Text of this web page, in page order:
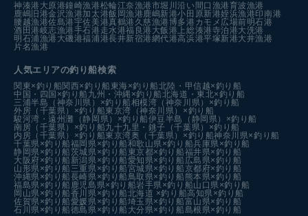
神湊港 大原港鐘崎漁港松輪江奈漁港市堀川沿い 間口漁港育波漁港
鹿嶋旧港金沢漁港加太港飯岡漁港鹿嶋新港小田原新港姪浜漁港印南港
腰越漁港佐島港宇佐美港真鶴港 久慈漁港博多港カモメ広場前明石港
酒田港岐志漁港手石港 走水港福良港 大飯港 上総湊港寺泊港大洗港
明石浦漁港 大磯港福浦港長井新宿港網代港高浜港平塚新港大井漁港
片名漁港
人気エリアの釣り船検索
関東×釣り船関西×釣り船 東海×釣り船北陸・甲信越×釣り船
中国・四国×釣り船 九州・沖縄×釣り船北海道・東北×釣り船
三浦半島（神奈川県）×釣り船相模湾（神奈川県）×釣り船
外房（千葉県）×釣り船東京湾（神奈川県）×釣り船
駿河湾・遠州灘（静岡県）×釣り船伊豆半島（静岡県）×釣り船
南房（千葉県）×釣り船九十九里・銚子（千葉県）×釣り船
内房（千葉県）×釣り船東京湾奥（千葉県）×釣り船神奈川県×釣り船
千葉県×釣り船福岡県×釣り船和歌山県×釣り船兵庫県×釣り船
静岡県×釣り船茨城県×釣り船 東京都×釣り船福井県×釣り船
大阪府×釣り船 新潟県×釣り船愛知県×釣り船 広島県×釣り船
山形県×釣り船 三重県×釣り船宮城県×釣り船京都府×釣り船
沖縄県×釣り船長崎県×釣り船鳥取県×釣り船 熊本県×釣り船
福島県×釣り船 鹿児島県×釣り船岩手県×釣り船山口県×釣り船
岡山県×釣り船香川県×釣り船北海道 ×釣り船高知県×釣り船
佐賀県×釣り船愛媛県×釣り船埼玉県×釣り船富山県×釣り船
石川県×釣り船徳島県×釣り船 大分県×釣り船島根県×釣り船